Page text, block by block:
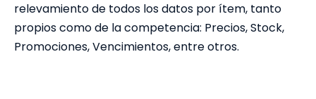
relevamiento de todos los datos por ítem, tanto
propios como de la competencia: Precios, Stock,
Promociones, Vencimientos, entre otros.